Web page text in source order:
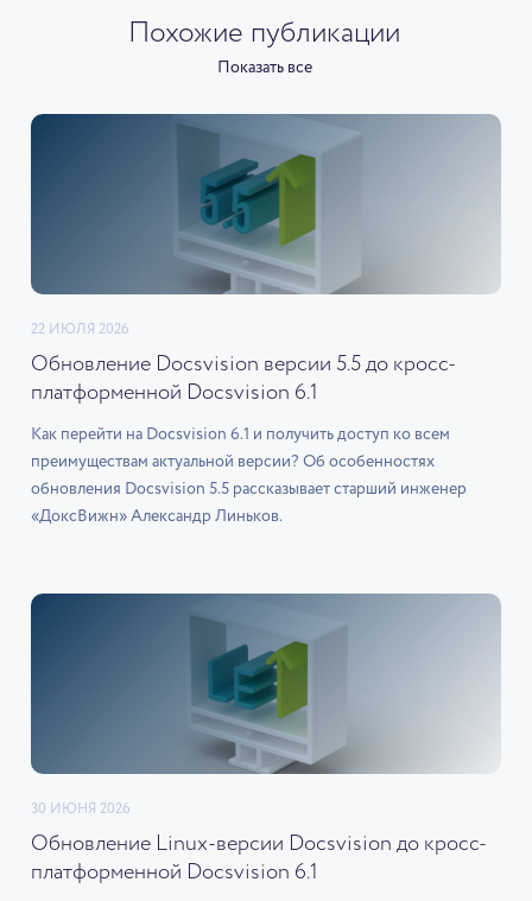
Похожие публикации
Показать все
22 ИЮЛЯ 2026
Обновление Docsvision версии 5.5 до кросс-
платформенной Docsvision 6.1
Как перейти на Docsvision 6.1 и получить доступ ко всем
преимуществам актуальной версии? Об особенностях
обновления Docsvision 5.5 рассказывает старший инженер
«ДоксВижн» Александр Линьков.
30 ИЮНЯ 2026
Обновление Linux-версии Docsvision до кросс-
платформенной Docsvision 6.1